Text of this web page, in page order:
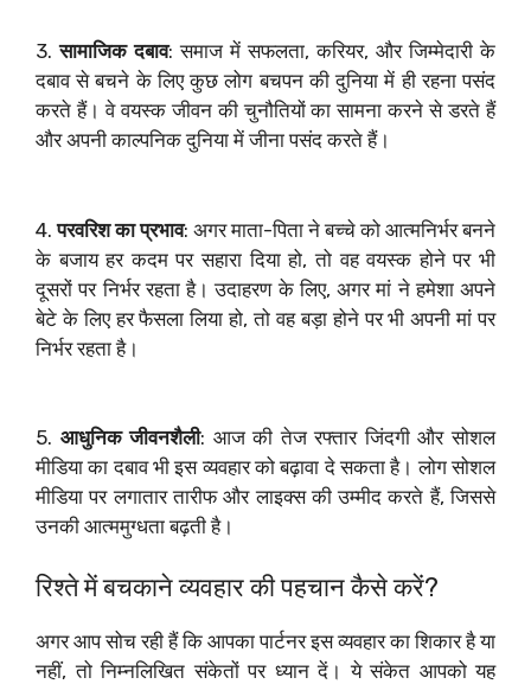
3.सामाजिक दबाव: समाज में सफलता, करियर, और जिम्मेदारी के
दबाव से बचने के लिए कुछ लोग बचपन की दुनिया में ही रहना पसंद
करते हैं। वे वयस्क जीवन की चुनौतियों का सामना करने से डरते हैं
और अपनी काल्पनिक दुनिया में जीना पसंद करते हैं।
4.परवरिश का प्रभाव: अगर माता-पिता ने बच्चे को आत्मनिर्भर बनने
के बजाय हर कदम पर सहारा दिया हो, तो वह वयस्क होने पर भी
दूसरों पर निर्भर रहता है। उदाहरण के लिए, अगर मां ने हमेशा अपने
बेटे के लिए हर फैसला लिया हो, तो वह बड़ा होने पर भी अपनी मां पर
निर्भर रहता है।
5. आधुनिक जीवनशैली: आज की तेज रफ्तार जिंदगी और सोशल
मीडिया का दबाव भी इस व्यवहार को बढ़ावा दे सकता है। लोग सोशल
मीडिया पर लगातार तारीफ और लाइक्स की उम्मीद करते हैं, जिससे
उनकी आत्ममुग्धता बढ़ती है।
रिश्ते में बचकाने व्यवहार की पहचान कैसे करें?
अगर आप सोच रही हैं कि आपका पार्टनर इस व्यवहार का शिकार है या
नहीं, तो निम्नलिखित संकेतों पर ध्यान दें। ये संकेत आपको यह